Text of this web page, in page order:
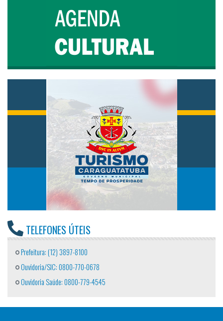
TELEFONES ÚTEIS
Prefeitura: (12) 3897-8100
Ouvidoria/SIC: 0800-770-0678
Ouvidoria Saúde: 0800-779-4545